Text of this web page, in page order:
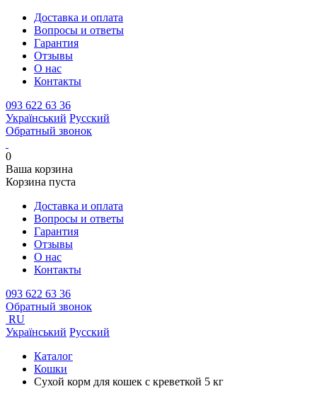
Доставка и оплата
Вопросы и ответы
Гарантия
Отзывы
О нас
Контакты
093 622 63 36
Український Русский
Обратный звонок
0
Ваша корзина
Корзина пуста
Доставка и оплата
Вопросы и ответы
Гарантия
Отзывы
О нас
Контакты
093 622 63 36
Обратный звонок
RU
Український Русский
Каталог
Кошки
Сухой корм для кошек с креветкой 5 кг